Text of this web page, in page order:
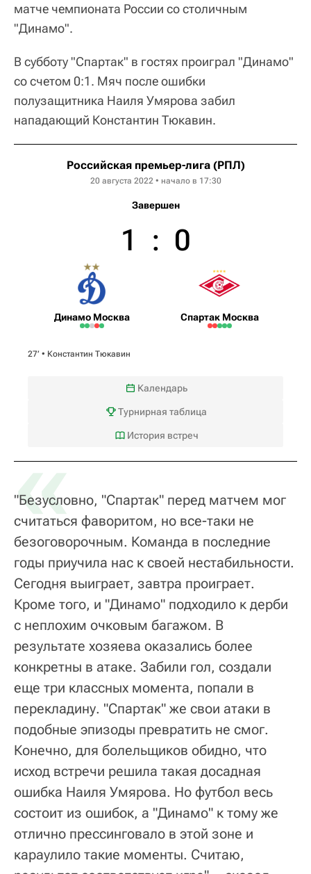
матче чемпионата России со столичным
"Динамо".
В субботу "Спартак" в гостях проиграл "Динамо"
со счетом 0:1. Мяч после ошибки
полузащитника Наиля Умярова забил
нападающий Константин Тюкавин.
Российская премьер-лига (РПЛ)
20 августа 2022 • начало в 17:30
Завершен
Динамо Москва
1 : 0
Спартак Москва
27‎’‎ • Константин Тюкавин
Календарь
Турнирная таблица
История встреч
«
"Безусловно, "Спартак" перед матчем мог
считаться фаворитом, но все-таки не
безоговорочным. Команда в последние
годы приучила нас к своей нестабильности.
Сегодня выиграет, завтра проиграет.
Кроме того, и "Динамо" подходило к дерби
с неплохим очковым багажом. В
результате хозяева оказались более
конкретны в атаке. Забили гол, создали
еще три классных момента, попали в
перекладину. "Спартак" же свои атаки в
подобные эпизоды превратить не смог.
Конечно, для болельщиков обидно, что
исход встречи решила такая досадная
ошибка Наиля Умярова. Но футбол весь
состоит из ошибок, а "Динамо" к тому же
отлично прессинговало в этой зоне и
караулило такие моменты. Считаю,